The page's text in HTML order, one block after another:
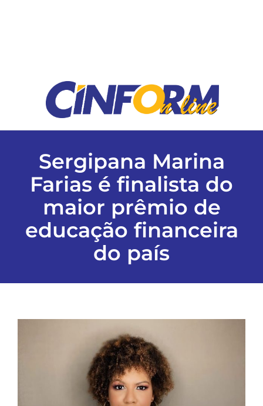
Classificados
FALE CONOSCO
EDIÇÕES EM PDF
Sergipana Marina
Farias é finalista do
maior prêmio de
educação financeira
do país